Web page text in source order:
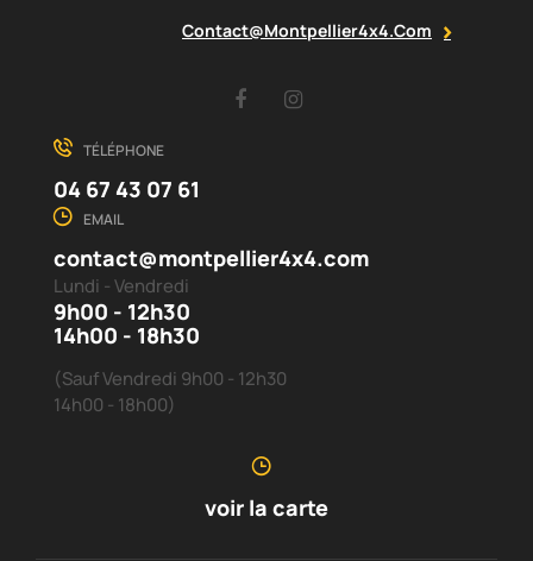
Contact@montpellier4x4.com
Facebook
TÉLÉPHONE
04 67 43 07 61
EMAIL
contact@montpellier4x4.com
Lundi - Vendredi
9h00 - 12h30
14h00 - 18h30
(Sauf Vendredi 9h00 - 12h30
14h00 - 18h00)
voir la carte